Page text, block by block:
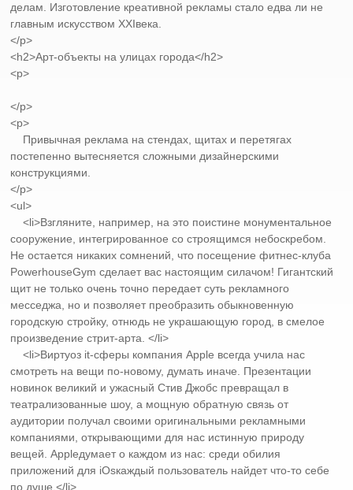
делам. Изготовление креативной рекламы стало едва ли не
главным искусством XXIвека.
</p>
<h2>Арт-объекты на улицах города</h2>
<p>
</p>
<p>
Привычная реклама на стендах, щитах и перетягах
постепенно вытесняется сложными дизайнерскими
конструкциями.
</p>
<ul>
<li>Взгляните, например, на это поистине монументальное
сооружение, интегрированное со строящимся небоскребом.
Не остается никаких сомнений, что посещение фитнес-клуба
PowerhouseGym сделает вас настоящим силачом! Гигантский
щит не только очень точно передает суть рекламного
месседжа, но и позволяет преобразить обыкновенную
городскую стройку, отнюдь не украшающую город, в смелое
произведение стрит-арта. </li>
<li>Виртуоз it-сферы компания Apple всегда учила нас
смотреть на вещи по-новому, думать иначе. Презентации
новинок великий и ужасный Стив Джобс превращал в
театрализованные шоу, а мощную обратную связь от
аудитории получал своими оригинальными рекламными
компаниями, открывающими для нас истинную природу
вещей. Appleдумает о каждом из нас: среди обилия
приложений для iOsкаждый пользователь найдет что-то себе
по душе.</li>